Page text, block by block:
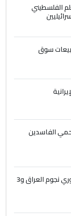
5
كلام
للإنسان
الفلسطيني
سوق
الفاسدين
لجنة التراخيص : 17 ناديا في دوري نجوم العراق و3